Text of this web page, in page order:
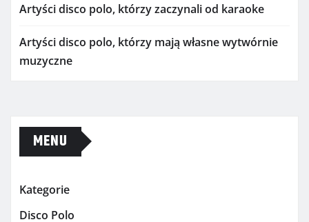
Artyści disco polo, którzy zaczynali od karaoke
Artyści disco polo, którzy mają własne wytwórnie
muzyczne
MENU
Kategorie
Disco Polo